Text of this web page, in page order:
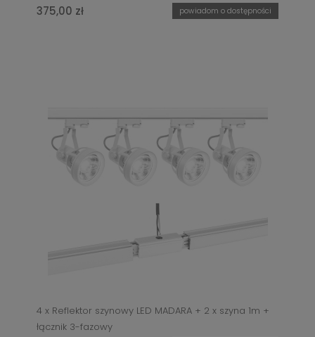
375,00 zł powiadom o dostępności
4 x Reflektor szynowy LED MADARA + 2 x szyna 1m +
łącznik 3-fazowy